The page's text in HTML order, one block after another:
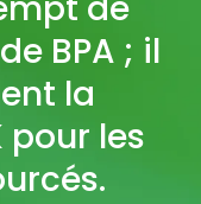
BPA ; il
la
pour les